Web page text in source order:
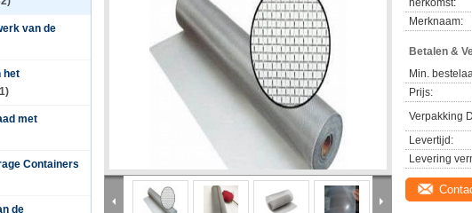
van de
het
met
Containers
de
herkomst:
Merknaam:
Betalen &
Min.
Prijs:
Verpakking
Levertijd:
Levering